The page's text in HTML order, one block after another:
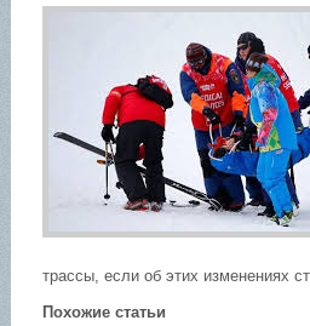
трассы, если об этих изменениях
Похожие статьи